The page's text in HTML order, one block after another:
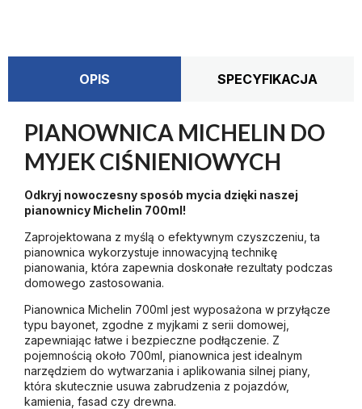
OPIS SPECYFIKACJA
PIANOWNICA MICHELIN DO
MYJEK CIŚNIENIOWYCH
Odkryj nowoczesny sposób mycia dzięki naszej
pianownicy Michelin 700ml!
Zaprojektowana z myślą o efektywnym czyszczeniu, ta
pianownica wykorzystuje innowacyjną technikę
pianowania, która zapewnia doskonałe rezultaty podczas
domowego zastosowania.
Pianownica Michelin 700ml jest wyposażona w przyłącze
typu bayonet, zgodne z myjkami z serii domowej,
zapewniając łatwe i bezpieczne podłączenie. Z
pojemnością około 700ml, pianownica jest idealnym
narzędziem do wytwarzania i aplikowania silnej piany,
która skutecznie usuwa zabrudzenia z pojazdów,
kamienia, fasad czy drewna.